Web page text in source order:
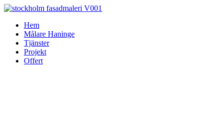
Skip
contentHem
Målare Haninge
Tjänster
Projekt
Offert